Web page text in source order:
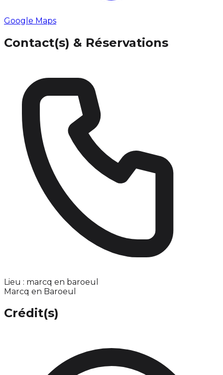
Google Maps
Contact(s) & Réservations
Lieu : marcq en baroeul
Marcq en Baroeul
Crédit(s)